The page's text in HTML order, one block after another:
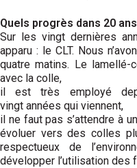
Quels progrès dans 20
Sur les vingt dernières
apparu : le CLT. Nous
quatre matins. Le lamellé-
avec la colle,
il est très employé
vingt années qui viennent,
il ne faut pas s’attendre à
évoluer vers des colles
respectueux de
développer l’utilisation